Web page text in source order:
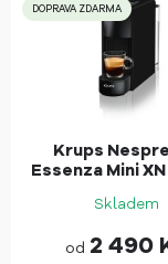
DOPRAVA ZDARMA
Krups
Essenza Mini XN
Skladem
od 2 490